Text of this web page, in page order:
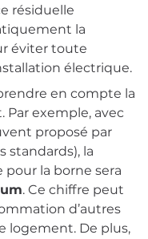
résiduelle
la
éviter toute
électrique.
en compte la
exemple, avec
proposé par
standards), la
la borne sera
. Ce chiffre peut
d’autres
logement. De plus,